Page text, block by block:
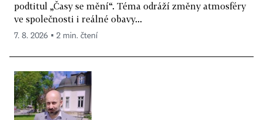
podtitul „Časy se mění“. Téma odráží změny atmosféry
ve společnosti i reálné obavy...
7. 8. 2026 ▪ 2 min. čtení